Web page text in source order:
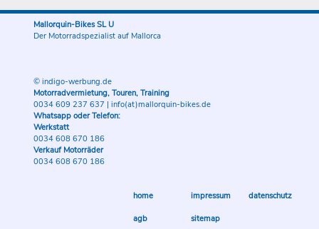
Mallorquin-Bikes SL U
Der Motorradspezialist auf Mallorca
© indigo-werbung.de
Motorradvermietung, Touren, Training
0034 609 237 637 | info(at)mallorquin-bikes.de
Whatsapp oder Telefon:
Werkstatt
0034 608 670 186
Verkauf Motorräder
0034 608 670 186
home impressum datenschutz
agb sitemap